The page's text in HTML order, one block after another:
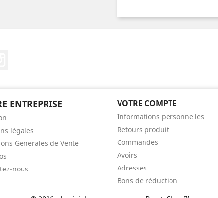
ENTREPRISE
légales
Générales de Vente
nous
VOTRE COMPTE
Informations personnelles
Retours produit
Commandes
Avoirs
Adresses
Bons de réduction